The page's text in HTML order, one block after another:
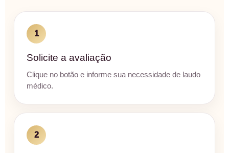
1
Solicite a avaliação
Clique no botão e informe sua necessidade de laudo
médico.
2